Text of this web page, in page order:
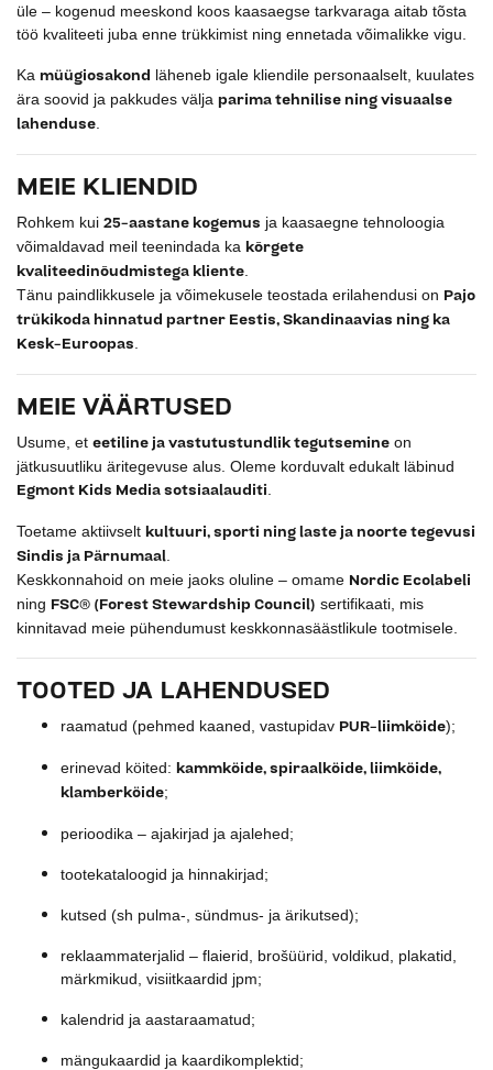
üle – kogenud meeskond koos kaasaegse tarkvaraga aitab tõsta
töö kvaliteeti juba enne trükkimist ning ennetada võimalikke vigu.
Ka müügiosakond läheneb igale kliendile personaalselt, kuulates
ära soovid ja pakkudes välja parima tehnilise ning visuaalse
lahenduse
MEIE KLIENDID
Rohkem kui 25-aastane kogemus ja kaasaegne tehnoloogia
võimaldavad meil teenindada ka kõrgete
kvaliteedinõudmistega kliente
Tänu paindlikkusele ja võimekusele teostada erilahendusi on Pajo
trükikoda hinnatud partner Eestis, Skandinaavias ning ka
Kesk-Euroopas
MEIE VÄÄRTUSED
Usume, et eetiline ja vastutustundlik tegutsemine on
jätkusuutliku äritegevuse alus. Oleme korduvalt edukalt läbinud
Egmont Kids Media sotsiaalauditi
Toetame aktiivselt kultuuri, sporti ning laste ja noorte tegevusi
Sindis ja Pärnumaal
Keskkonnahoid on meie jaoks oluline – omame Nordic Ecolabeli
ning FSC® (Forest Stewardship Council) sertifikaati, mis
kinnitavad meie pühendumust keskkonnasäästlikule tootmisele.
TOOTED JA LAHENDUSED
raamatud (pehmed kaaned, vastupidav PUR-liimköide);
erinevad köited: kammköide, spiraalköide, liimköide,
klamberköide;
perioodika – ajakirjad ja ajalehed;
tootekataloogid ja hinnakirjad;
kutsed (sh pulma-, sündmus- ja ärikutsed);
reklaammaterjalid – flaierid, brošüürid, voldikud, plakatid,
märkmikud, visiitkaardid jpm;
kalendrid ja aastaraamatud;
mängukaardid ja kaardikomplektid;